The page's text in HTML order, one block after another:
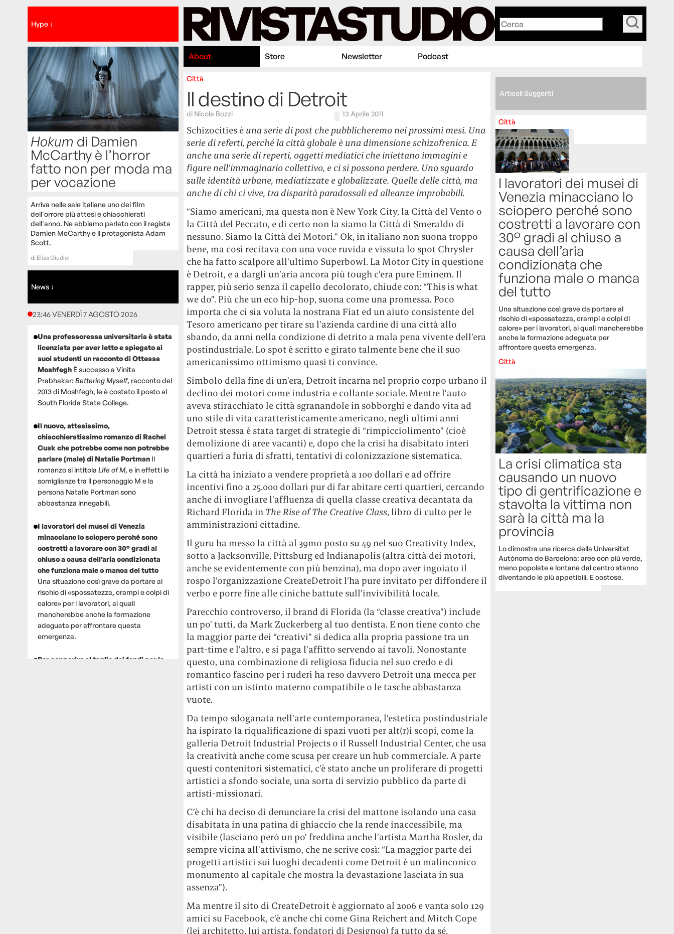
Hype ↓
Hokum di Damien
McCarthy è l’horror
fatto non per moda ma
per vocazione
Arriva nelle sale italiane uno dei film
dell'orrore più attesi e chiacchierati
dell'anno. Ne abbiamo parlato con il regista
Damien McCarthy e il protagonista Adam
Scott.
di Elisa Giudici
News ↓
23:46 VENERDÌ 7 AGOSTO 2026
Una professoressa universitaria è stata
licenziata per aver letto e spiegato ai
suoi studenti un racconto di Ottessa
Moshfegh È successo a Vinita
Prabhakar: Bettering Myself, racconto del
2013 di Moshfegh, le è costato il posto al
South Florida State College.
Il nuovo, attesissimo,
chiacchieratissimo romanzo di Rachel
Cusk che potrebbe come non potrebbe
parlare (male) di Natalie Portman Il
romanzo si intitola Life of M, e in effetti le
somiglianze tra il personaggio M e la
persona Natalie Portman sono
abbastanza innegabili.
I lavoratori dei musei di Venezia
minacciano lo sciopero perché sono
costretti a lavorare con 30° gradi al
chiuso a causa dell’aria condizionata
che funziona male o manca del tutto
Una situazione così grave da portare al
rischio di «spossatezza, crampi e colpi di
calore» per i lavoratori, ai quali
mancherebbe anche la formazione
adeguata per affrontare questa
emergenza.
Per sopperire al taglio dei fondi per la
About Store Newsletter Podcast
Città
Il destino di Detroit
di Nicola Bozzi 13 Aprile 2011
Schizocitiesè una serie di post che pubblicheremo nei prossimi mesi. Una
serie di referti, perché la città globale è una dimensione schizofrenica. E
anche una serie di reperti, oggetti mediatici che iniettano immagini e
figure nell’immaginario collettivo, e ci si possono perdere. Uno sguardo
sulle identità urbane, mediatizzate e globalizzate. Quelle delle città, ma
anche di chi ci vive, tra disparità paradossali ed alleanze improbabili.
“Siamo americani, ma questa non è New York City, la Città del Vento o
la Città del Peccato, e di certo non la siamo la Città di Smeraldo di
nessuno. Siamo la Città dei Motori.” Ok, in italiano non suona troppo
bene, ma così recitava con una voce ruvida e vissuta lo spot Chrysler
che ha fatto scalpore all’ultimo Superbowl. La Motor City in questione
è Detroit, e a dargli un’aria ancora più tough c’era pure Eminem. Il
rapper, più serio senza il capello decolorato, chiude con: “This is what
we do”. Più che un eco hip-hop, suona come una promessa. Poco
importa che ci sia voluta la nostrana Fiat ed un aiuto consistente del
Tesoro americano per tirare su l’azienda cardine di una città allo
sbando, da anni nella condizione di detrito a mala pena vivente dell’era
postindustriale. Lo spot è scritto e girato talmente bene che il suo
americanissimo ottimismo quasi ti convince.
Simbolo della fine di un’era, Detroit incarna nel proprio corpo urbano il
declino dei motori come industria e collante sociale. Mentre l’auto
aveva stiracchiato le città sgranandole in sobborghi e dando vita ad
uno stile di vita caratteristicamente americano, negli ultimi anni
Detroit stessa è stata target di strategie di “rimpicciolimento” (cioè
demolizione di aree vacanti) e, dopo che la crisi ha disabitato interi
quartieri a furia di sfratti, tentativi di colonizzazione sistematica.
La città ha iniziato a vendere proprietà a 100 dollari e ad offrire
incentivi fino a 25.000 dollari pur di far abitare certi quartieri, cercando
anche di invogliare l’affluenza di quella classe creativa decantata da
Richard Florida in The Rise of The Creative Class, libro di culto per le
amministrazioni cittadine.
Il guru ha messo la città al 39mo posto su 49 nel suo Creativity Index,
sotto a Jacksonville, Pittsburg ed Indianapolis (altra città dei motori,
anche se evidentemente con più benzina), ma dopo aver ingoiato il
rospo l’organizzazione CreateDetroit l’ha pure invitato per diffondere il
verbo e porre fine alle ciniche battute sull’invivibilità locale.
Parecchio controverso, il brand di Florida (la “classe creativa”) include
un po’ tutti, da Mark Zuckerberg al tuo dentista. E non tiene conto che
la maggior parte dei “creativi” si dedica alla propria passione tra un
part-time e l’altro, e si paga l’affitto servendo ai tavoli. Nonostante
questo, una combinazione di religiosa fiducia nel suo credo e di
romantico fascino per i ruderi ha reso davvero Detroit una mecca per
artisti con un istinto materno compatibile o le tasche abbastanza
vuote.
Da tempo sdoganata nell’arte contemporanea, l’estetica postindustriale
ha ispirato la riqualificazione di spazi vuoti per alt(r)i scopi, come la
galleria Detroit Industrial Projects o il Russell Industrial Center, che usa
la creatività anche come scusa per creare un hub commerciale. A parte
questi contenitori sistematici, c’è stato anche un proliferare di progetti
artistici a sfondo sociale, una sorta di servizio pubblico da parte di
artisti-missionari.
C’è chi ha deciso di denunciare la crisi del mattone isolando una casa
disabitata in una patina di ghiaccio che la rende inaccessibile, ma
visibile (lasciano però un po’ freddina anche l’artista Martha Rosler, da
sempre vicina all’attivismo, che ne scrive così: “La maggior parte dei
progetti artistici sui luoghi decadenti come Detroit è un malinconico
monumento al capitale che mostra la devastazione lasciata in sua
assenza”).
Ma mentre il sito di CreateDetroit è aggiornato al 2006 e vanta solo 129
amici su Facebook, c’è anche chi come Gina Reichert and Mitch Cope
(lei architetto, lui artista, fondatori di Design99) fa tutto da sé.
Articoli Suggeriti
Città
I lavoratori dei musei di
Venezia minacciano lo
sciopero perché sono
costretti a lavorare con
30° gradi al chiuso a
causa dell’aria
condizionata che
funziona male o manca
del tutto
Una situazione così grave da portare al
rischio di «spossatezza, crampi e colpi di
calore» per i lavoratori, ai quali mancherebbe
anche la formazione adeguata per
affrontare questa emergenza.
Città
La crisi climatica sta
causando un nuovo
tipo di gentrificazione e
stavolta la vittima non
sarà la città ma la
provincia
Lo dimostra una ricerca della Universitat
Autònoma de Barcelona: aree con più verde,
meno popolate e lontane dal centro stanno
diventando le più appetibili. E costose.